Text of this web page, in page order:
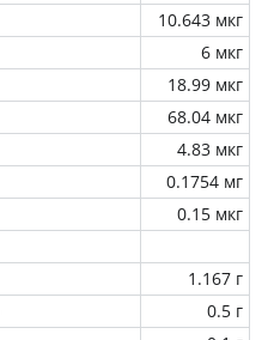
10.643 мкг
6 мкг
18.99 мкг
68.04 мкг
4.83 мкг
0.1754 мг
0.15 мкг
1.167 г
0.5 г